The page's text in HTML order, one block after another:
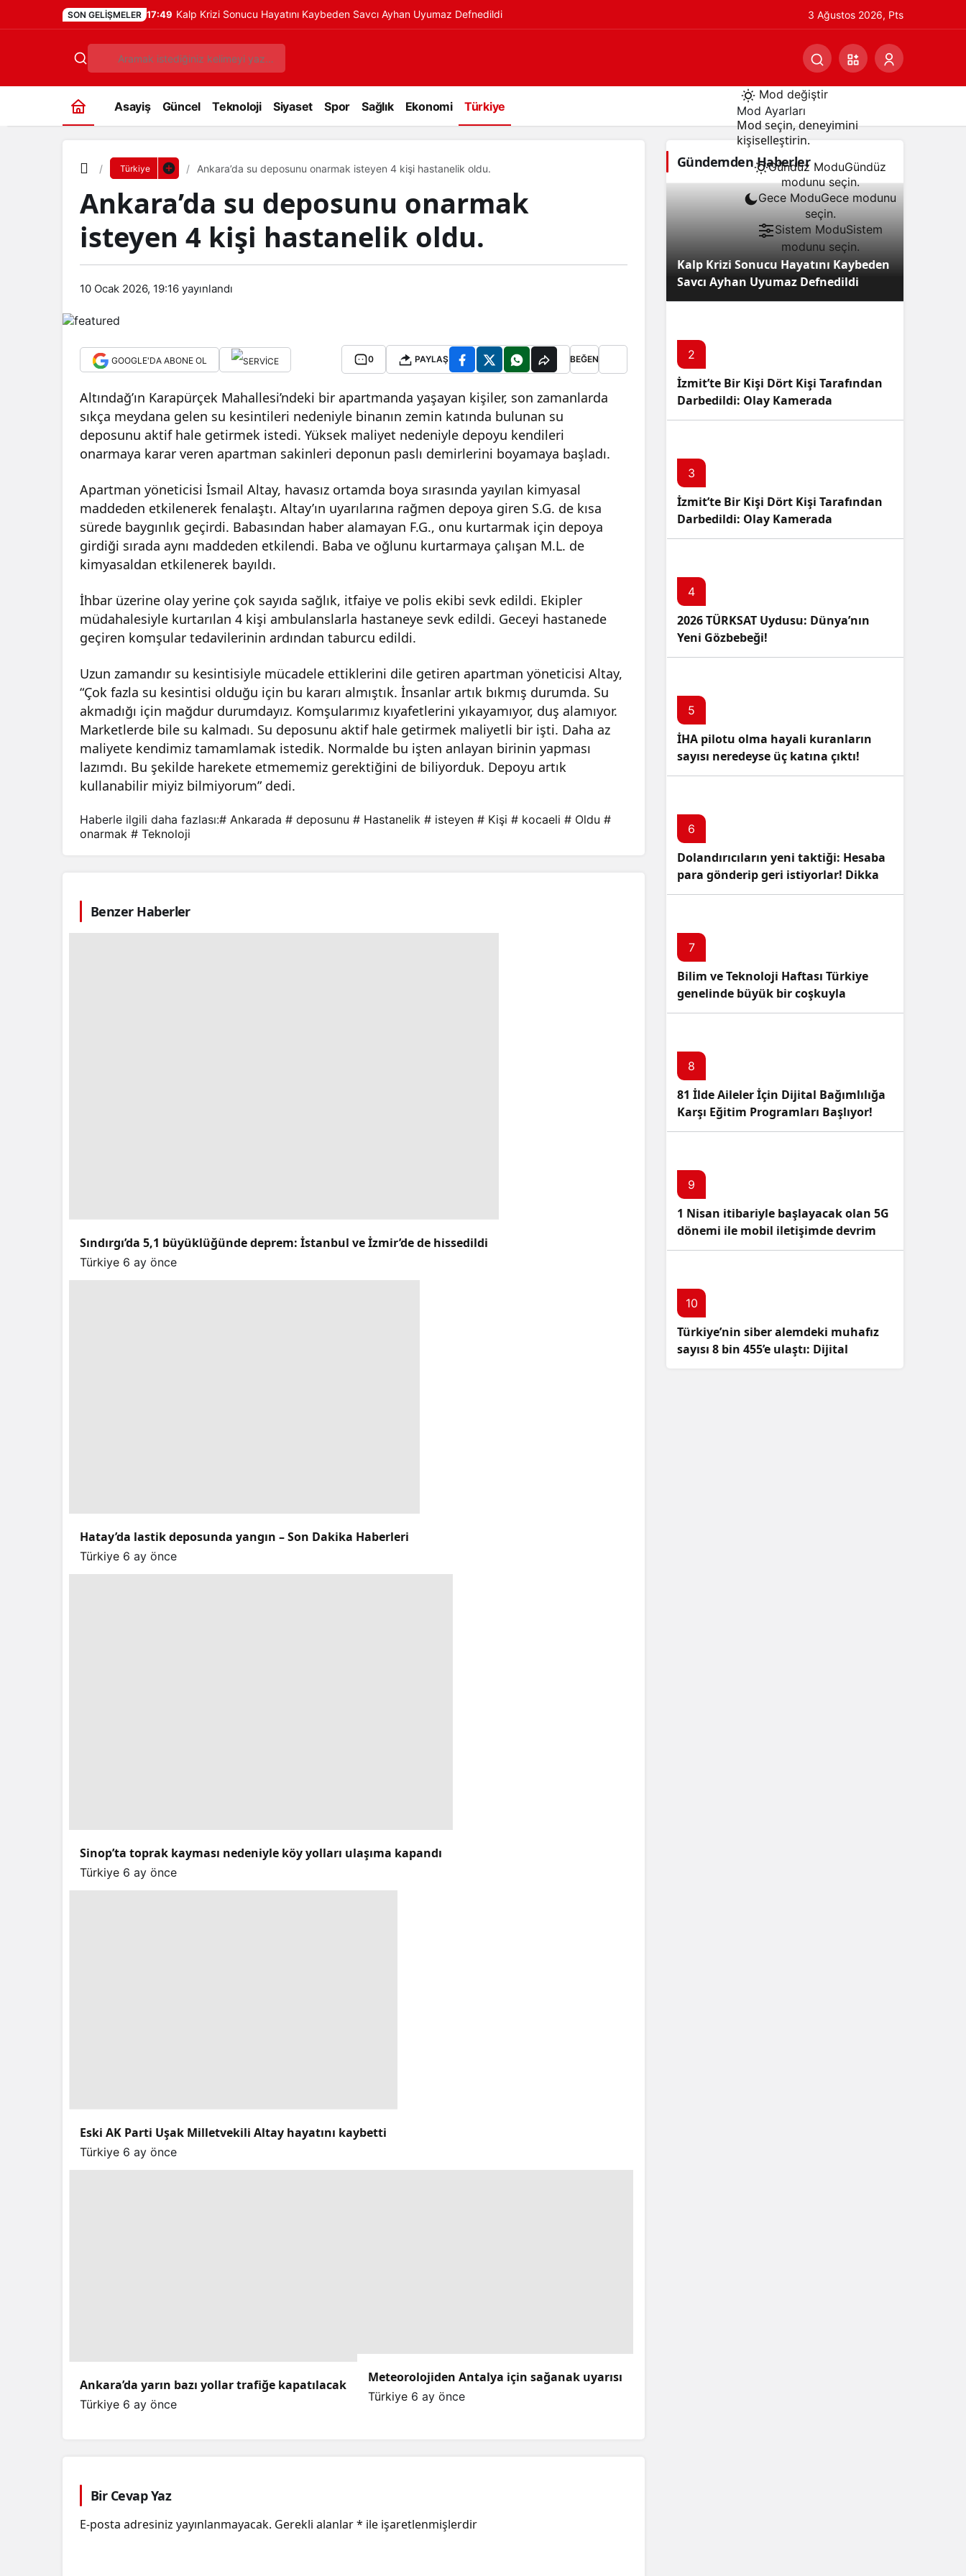
SON GELIŞMELER 17:49 Kalp Krizi Sonucu Hayatını Kaybeden Savcı Ayhan Uyumaz Defnedildi 3 Ağustos 2026, Pts
Asayiş Güncel Teknoloji Siyaset Spor Sağlık Ekonomi Türkiye
Mod değiştir
Mod Ayarları
Mod seçin, deneyimini
kişiselleştirin.
Gündüz ModuGündüz
modunu seçin.
Gece ModuGece modunu
seçin.
Sistem ModuSistem
modunu seçin.
Türkiye Ankara’da su deposunu onarmak isteyen 4 kişi hastanelik oldu.
Ankara’da su deposunu onarmak
isteyen 4 kişi hastanelik oldu.
10 Ocak 2026, 19:16 yayınlandı
GOOGLE'DA ABONE OL 0 PAYLAŞ BEĞEN
Altındağ’ın Karapürçek Mahallesi’ndeki bir apartmanda yaşayan kişiler, son zamanlarda
sıkça meydana gelen su kesintileri nedeniyle binanın zemin katında bulunan su
deposunu aktif hale getirmek istedi. Yüksek maliyet nedeniyle depoyu kendileri
onarmaya karar veren apartman sakinleri deponun paslı demirlerini boyamaya başladı.
Apartman yöneticisi İsmail Altay, havasız ortamda boya sırasında yayılan kimyasal
maddeden etkilenerek fenalaştı. Altay’ın uyarılarına rağmen depoya giren S.G. de kısa
sürede baygınlık geçirdi. Babasından haber alamayan F.G., onu kurtarmak için depoya
girdiği sırada aynı maddeden etkilendi. Baba ve oğlunu kurtarmaya çalışan M.L. de
kimyasaldan etkilenerek bayıldı.
İhbar üzerine olay yerine çok sayıda sağlık, itfaiye ve polis ekibi sevk edildi. Ekipler
müdahalesiyle kurtarılan 4 kişi ambulanslarla hastaneye sevk edildi. Geceyi hastanede
geçiren komşular tedavilerinin ardından taburcu edildi.
Uzun zamandır su kesintisiyle mücadele ettiklerini dile getiren apartman yöneticisi Altay,
“Çok fazla su kesintisi olduğu için bu kararı almıştık. İnsanlar artık bıkmış durumda. Su
akmadığı için mağdur durumdayız. Komşularımız kıyafetlerini yıkayamıyor, duş alamıyor.
Marketlerde bile su kalmadı. Su deposunu aktif hale getirmek maliyetli bir işti. Daha az
maliyete kendimiz tamamlamak istedik. Normalde bu işten anlayan birinin yapması
lazımdı. Bu şekilde harekete etmememiz gerektiğini de biliyorduk. Depoyu artık
kullanabilir miyiz bilmiyorum” dedi.
Haberle ilgili daha fazlası:# Ankarada # deposunu # Hastanelik # isteyen # Kişi # kocaeli # Oldu #
onarmak # Teknoloji
Benzer Haberler
Sındırgı’da 5,1 büyüklüğünde deprem: İstanbul ve İzmir’de de hissedildi
Türkiye 6 ay önce
Hatay’da lastik deposunda yangın – Son Dakika Haberleri
Türkiye 6 ay önce
Sinop’ta toprak kayması nedeniyle köy yolları ulaşıma kapandı
Türkiye 6 ay önce
Eski AK Parti Uşak Milletvekili Altay hayatını kaybetti
Türkiye 6 ay önce
Ankara’da yarın bazı yollar trafiğe kapatılacak
Türkiye 6 ay önce
Meteorolojiden Antalya için sağanak uyarısı
Türkiye 6 ay önce
Bir Cevap Yaz
E-posta adresiniz yayınlanmayacak. Gerekli alanlar* ile işaretlenmişlerdir
Gündemden Haberler
Kalp Krizi Sonucu Hayatını Kaybeden
Savcı Ayhan Uyumaz Defnedildi
2
İzmit’te Bir Kişi Dört Kişi Tarafından
Darbedildi: Olay Kamerada
3
İzmit’te Bir Kişi Dört Kişi Tarafından
Darbedildi: Olay Kamerada
4
2026 TÜRKSAT Uydusu: Dünya’nın
Yeni Gözbebeği!
5
İHA pilotu olma hayali kuranların
sayısı neredeyse üç katına çıktı!
6
Dolandırıcıların yeni taktiği: Hesaba
para gönderip geri istiyorlar! Dikkat
Edin!
7
Bilim ve Teknoloji Haftası Türkiye
genelinde büyük bir coşkuyla
kutlandı: İşte Etkinlikler ve
8
81 İlde Aileler İçin Dijital Bağımlılığa
Karşı Eğitim Programları Başlıyor!
9
1 Nisan itibariyle başlayacak olan 5G
dönemi ile mobil iletişimde devrim
başlıyor!
10
Türkiye’nin siber alemdeki muhafız
sayısı 8 bin 455’e ulaştı: Dijital